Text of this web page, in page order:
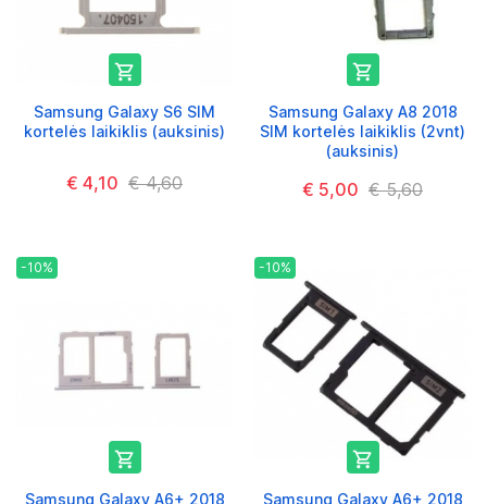

Samsung Galaxy S6 SIM
kortelės laikiklis (auksinis)
€ 4,10 € 4,60

Samsung Galaxy A8 2018
SIM kortelės laikiklis (2vnt)
(auksinis)
€ 5,00 € 5,60
-10%

Samsung Galaxy A6+ 2018
-10%

Samsung Galaxy A6+ 2018